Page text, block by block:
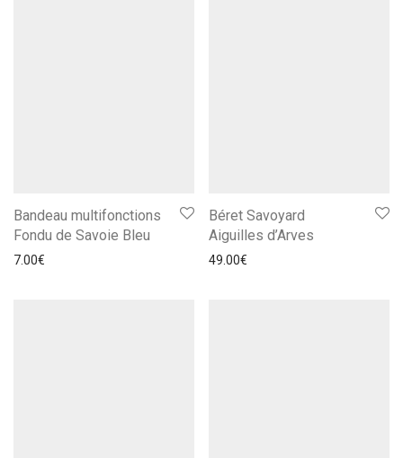
Bandeau multifonctions
Fondu de Savoie Bleu
7.00€
Béret Savoyard
Aiguilles d’Arves
49.00€